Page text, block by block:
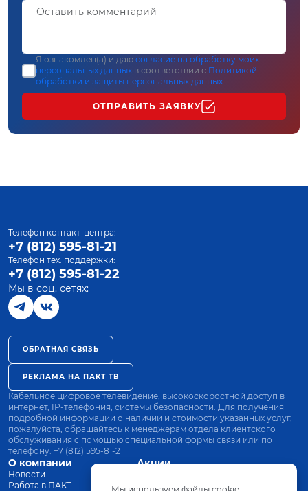
Я ознакомлен(а) и даю согласие на обработку моих
персональных данных в соответствии с Политикой
обработки и защиты персональных данных
ОТПРАВИТЬ ЗАЯВКУ
О компании
Новости
Работа в ПАКТ
Акции
Оплата
Телефон контакт-центра:
+7 (812) 595-81-21
Телефон тех. поддержки:
+7 (812) 595-81-22
Мы в соц. сетях:
ОБРАТНАЯ СВЯЗЬ
РЕКЛАМА НА ПАКТ ТВ
Кабельное цифровое телевидение, высокоскоростной доступ в
интернет, IP-телефония, системы безопасности. Для получения
подробной информации о наличии и стоимости указанных услуг,
пожалуйста, обращайтесь к менеджерам отдела клиентского
обслуживания с помощью специальной формы связи или по
телефону: +7 (812) 595-81-21